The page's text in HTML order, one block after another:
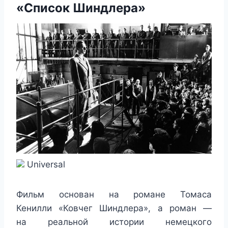
«Список Шиндлера»
Universal
Фильм основан на романе Томаса
Кенилли «Ковчег Шиндлера», а роман —
на реальной истории немецкого